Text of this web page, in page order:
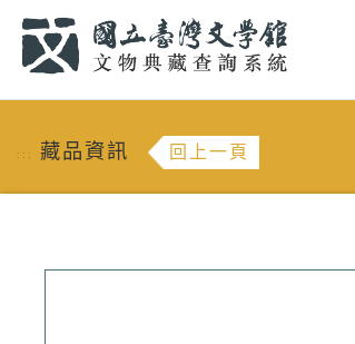
::: 藏品資訊 回上一頁